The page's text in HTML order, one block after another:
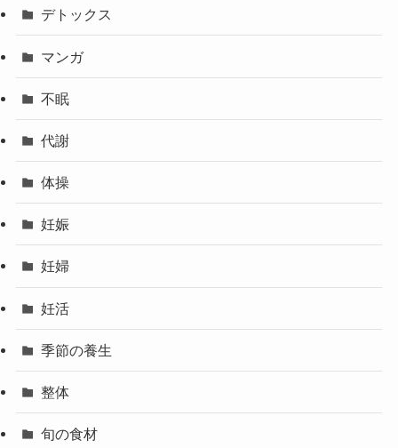
デトックス
マンガ
不眠
代謝
体操
妊娠
妊婦
妊活
季節の養生
整体
旬の食材